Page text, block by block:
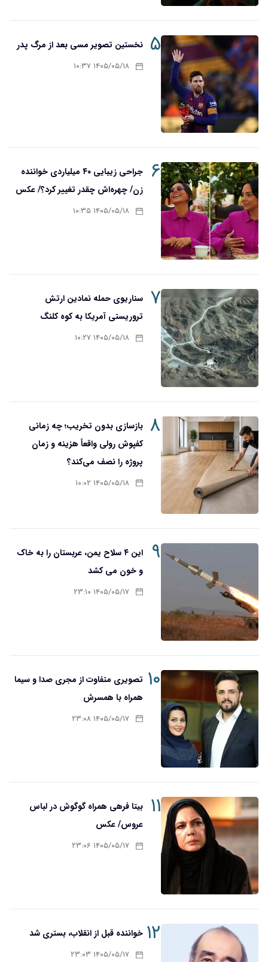
۵ نخستین تصویر مسی بعد از مرگ پدر
۱۴۰۵/۰۵/۱۸ ۱۰:۳۷
۶
جراحی زیبایی ۴۰ میلیاردی خواننده
زن/ چهره‌اش چقدر تغییر کرد؟/ عکس
۱۴۰۵/۰۵/۱۸ ۱۰:۳۵
۷ سناریوی حمله نمادین ارتش
تروریستی آمریکا به کوه کلنگ
۱۴۰۵/۰۵/۱۸ ۱۰:۲۷
۸ بازسازی بدون تخریب؛ چه زمانی
کفپوش رولی واقعاً هزینه و زمان
پروژه را نصف می‌کند؟
۱۴۰۵/۰۵/۱۸ ۱۰:۰۲
۹
این ۴ سلاح یمن، عربستان را به خاک
و خون می کشد
۱۴۰۵/۰۵/۱۷ ۲۳:۱۰
۱۰ تصویری متفاوت از مجری صدا و سیما
همراه با همسرش
۱۴۰۵/۰۵/۱۷ ۲۳:۰۸
۱۱
بیتا فرهی همراه گوگوش در لباس
عروس/ عکس
۱۴۰۵/۰۵/۱۷ ۲۳:۰۶
۱۲ خواننده قبل از انقلاب، بستری شد
۱۴۰۵/۰۵/۱۷ ۲۳:۰۳